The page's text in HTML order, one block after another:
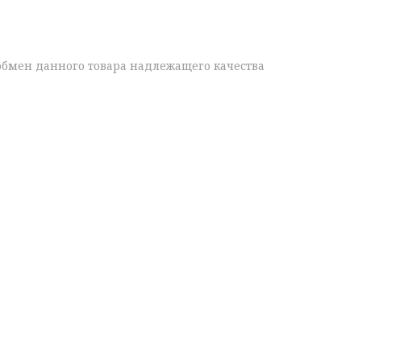
данного товара надлежащего качества